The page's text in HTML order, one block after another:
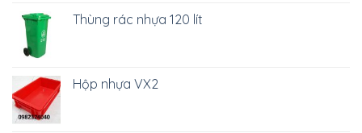
Thùng rác nhựa 120 lít
Hộp nhựa VX2